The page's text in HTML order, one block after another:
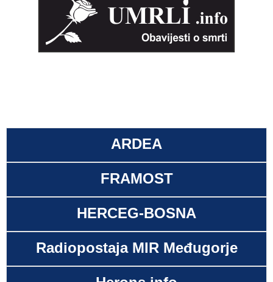
ARDEA
FRAMOST
HERCEG-BOSNA
Radiopostaja MIR Međugorje